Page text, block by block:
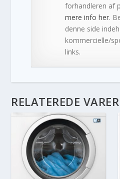
forhandleren af
mere info her.
denne side
kommercielle/
links.
RELATEREDE VARER